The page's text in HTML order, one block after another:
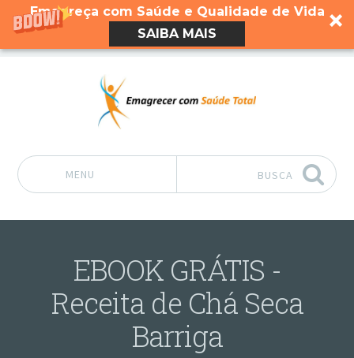
Emagreça com Saúde e Qualidade de Vida
SAIBA MAIS
MENU BUSCA
EBOOK GRÁTIS -
Receita de Chá Seca
Barriga